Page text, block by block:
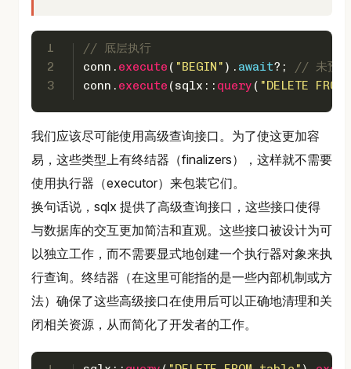
1
2
3
// 底层执行
conn. execute ( "BEGIN" ). await?;
// 未预编
conn. execute (sqlx:: query ( "DELETE
我们应该尽可能使用高级查询接口。为了使这更加容
易，这些类型上有终结器（finalizers），这样就不需要
使用执行器（executor）来包装它们。
换句话说，sqlx 提供了高级查询接口，这些接口使得
与数据库的交互更加简洁和直观。这些接口被设计为可
以独立工作，而不需要显式地创建一个执行器对象来执
行查询。终结器（在这里可能指的是一些内部机制或方
法）确保了这些高级接口在使用后可以正确地清理和关
闭相关资源，从而简化了开发者的工作。